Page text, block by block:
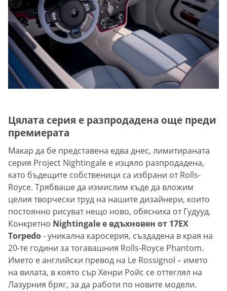
Цялата серия е разпродадена още преди
премиерата
Макар да бе представена едва днес, лимитираната
серия Project Nightingale е изцяло разпродадена,
като бъдещите собственици са избрани от Rolls-
Royce. Трябваше да измислим къде да вложим
целия творчески труд на нашите дизайнери, които
постоянно рисуват нещо ново, обясниха от Гудууд.
Конкретно Nightingale е вдъхновен от 17EX
Torpedo- уникална каросерия, създадена в края на
20-те години за тогавашния Rolls-Royce Phantom.
Името е английски превод на Le Rossignol – името
на вилата, в която сър Хенри Ройс се оттеглял на
Лазурния бряг, за да работи по новите модели.